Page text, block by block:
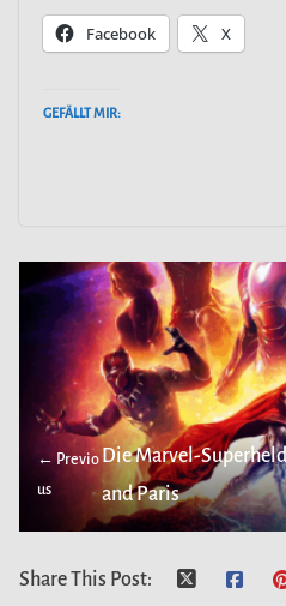
Facebook X
GEFÄLLT MIR:
← Previo
us
Die Marvel-
and Paris
Share This Post: